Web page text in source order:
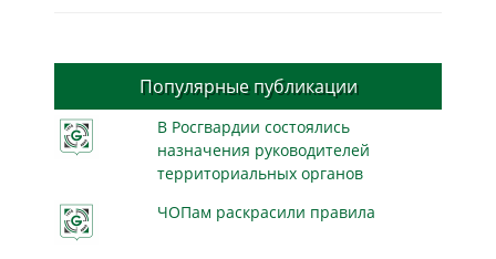
Популярные публикации
В Росгвардии состоялись
назначения руководителей
территориальных органов
ЧОПам раскрасили правила